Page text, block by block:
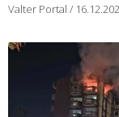
Valter Portal